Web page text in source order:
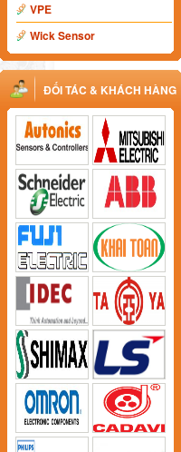
VPE
Wick Sensor
ĐỐI TÁC & KHÁCH HÀNG